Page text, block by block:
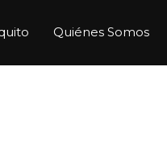
Quiénes Somos